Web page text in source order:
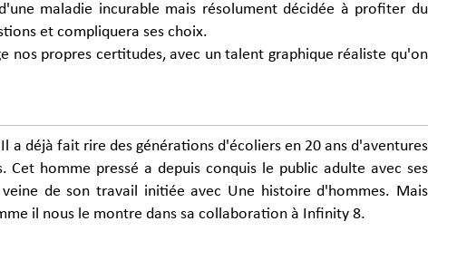
maladie incurable mais résolument décidée à profiter du
et compliquera ses choix.
nos propres certitudes, avec un talent graphique réaliste qu'on
a déjà fait rire des générations d'écoliers en 20 ans d'aventures
homme pressé a depuis conquis le public adulte avec ses
de son travail initiée avec Une histoire d'hommes. Mais
il nous le montre dans sa collaboration à Infinity 8.